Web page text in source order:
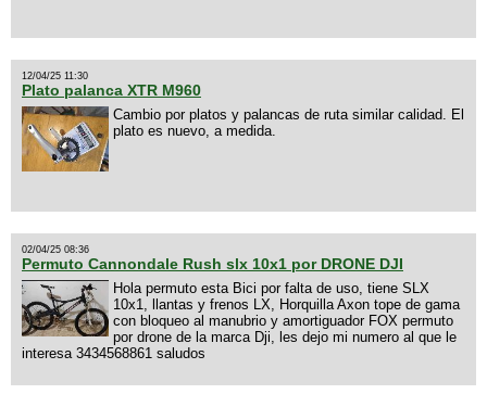
12/04/25 11:30
Plato palanca XTR M960
Cambio por platos y palancas de ruta similar calidad. El
plato es nuevo, a medida.
02/04/25 08:36
Permuto Cannondale Rush slx 10x1 por DRONE DJI
Hola permuto esta Bici por falta de uso, tiene SLX
10x1, llantas y frenos LX, Horquilla Axon tope de gama
con bloqueo al manubrio y amortiguador FOX permuto
por drone de la marca Dji, les dejo mi numero al que le
interesa 3434568861 saludos